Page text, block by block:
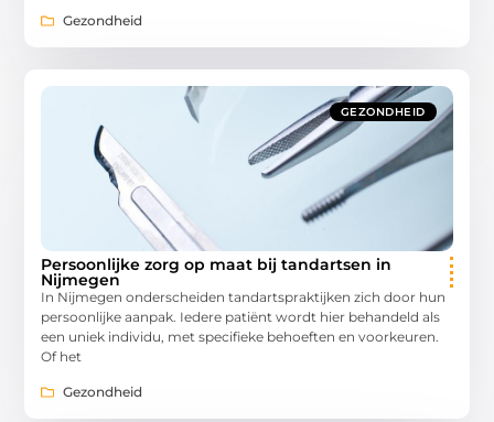
Gezondheid
GEZONDHEID
Persoonlijke zorg op maat bij tandartsen in
Nijmegen
In Nijmegen onderscheiden tandartspraktijken zich door hun
persoonlijke aanpak. Iedere patiënt wordt hier behandeld als
een uniek individu, met specifieke behoeften en voorkeuren.
Of het
Gezondheid